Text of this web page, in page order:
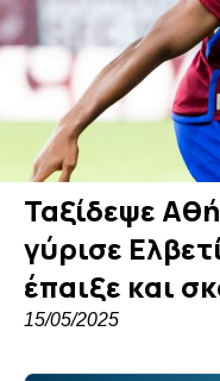
Ταξίδεψε
γύρισε
έπαιξε και
15/05/2025